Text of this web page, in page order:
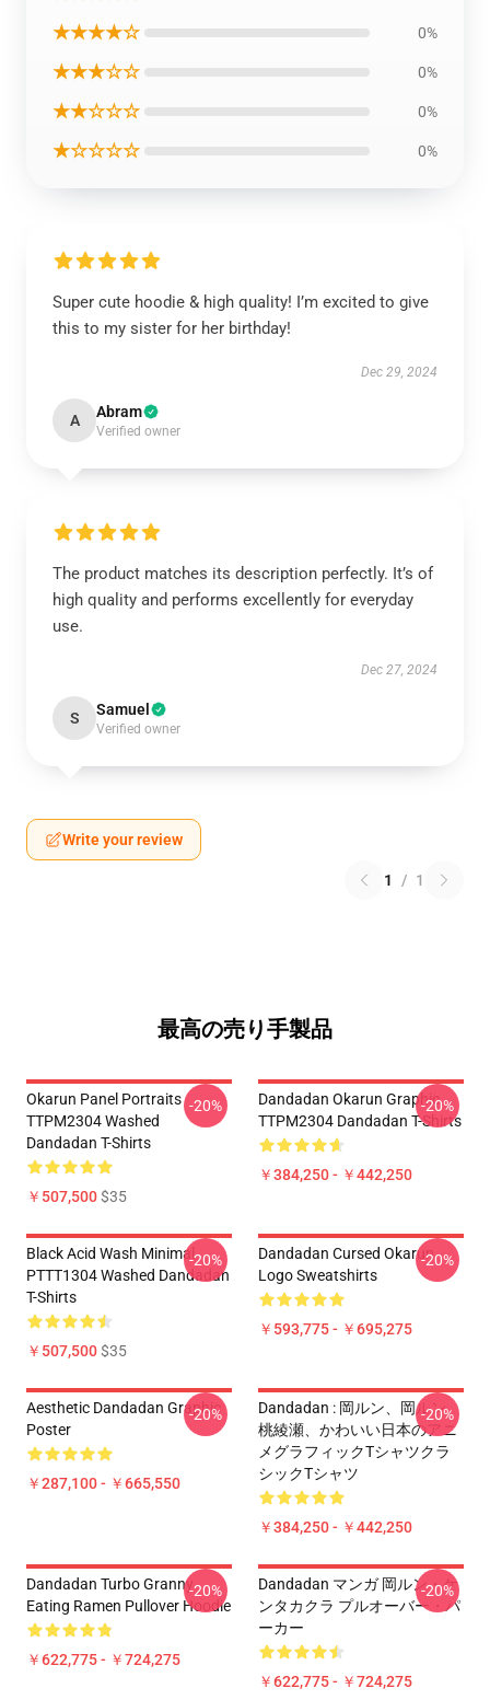
★★★★☆ 0%
★★★☆☆ 0%
★★☆☆☆ 0%
★☆☆☆☆ 0%
Super cute hoodie & high quality! I’m excited to give
this to my sister for her birthday!
Dec 29, 2024
A Abram
Verified owner
The product matches its description perfectly. It’s of
high quality and performs excellently for everyday
use.
Dec 27, 2024
S Samuel
Verified owner
Write your review
1 / 1
最高の売り手製品
Okarun Panel Portraits
TTPM2304 Washed
Dandadan T-Shirts
￥507,500$35
-20%
Dandadan Okarun Graphic
TTPM2304 Dandadan T-Shirts
￥384,250 - ￥442,250
-20%
Black Acid Wash Minimal
PTTT1304 Washed Dandadan
T-Shirts
￥507,500$35
-20%
Dandadan Cursed Okarun
Logo Sweatshirts
￥593,775 - ￥695,275
-20%
Aesthetic Dandadan Graphic
Poster
￥287,100 - ￥665,550
-20%
Dandadan : 岡ルン、岡ルン、
桃綾瀬、かわいい日本のアニ
メグラフィックTシャツクラ
シックTシャツ
￥384,250 - ￥442,250
-20%
Dandadan Turbo Granny
Eating Ramen Pullover Hoodie
￥622,775 - ￥724,275
-20%
Dandadan マンガ 岡ルン・ケ
ンタカクラ プルオーバー・パ
ーカー
￥622,775 - ￥724,275
-20%